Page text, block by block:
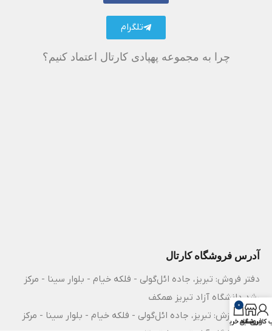
تلگرام
چرا به مجموعه پهپادی کارتال اعتماد کنیم؟
آدرس فروشگاه کارتال
دفتر فروش: تبریز، جاده ائل‌گولی - فلکه خیام - بلوار سینا - مرکز
رشد دانشگاه آزاد تبریز همکف
مرکز آموزش: تبریز، جاده ائل‌گولی - فلکه خیام - بلوار سینا - مرکز
کاربری من
فروشگاه
0
سبد خرید